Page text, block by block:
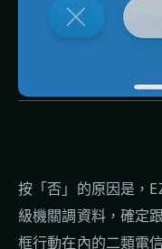
按「否」的原因是，
級機關調資料，確定
框行動在內的二類電